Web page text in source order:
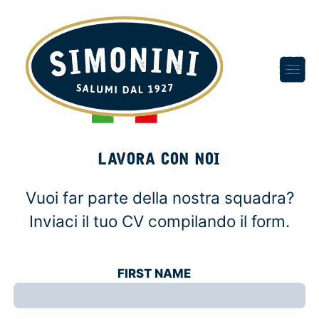
LAVORA CON NOI
Vuoi far parte della nostra squadra?
Inviaci il tuo CV compilando il form.
FIRST NAME